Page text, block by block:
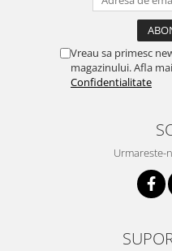
Vreau sa primesc
magazinului. Afla
Confidentialitate
Urmareste-